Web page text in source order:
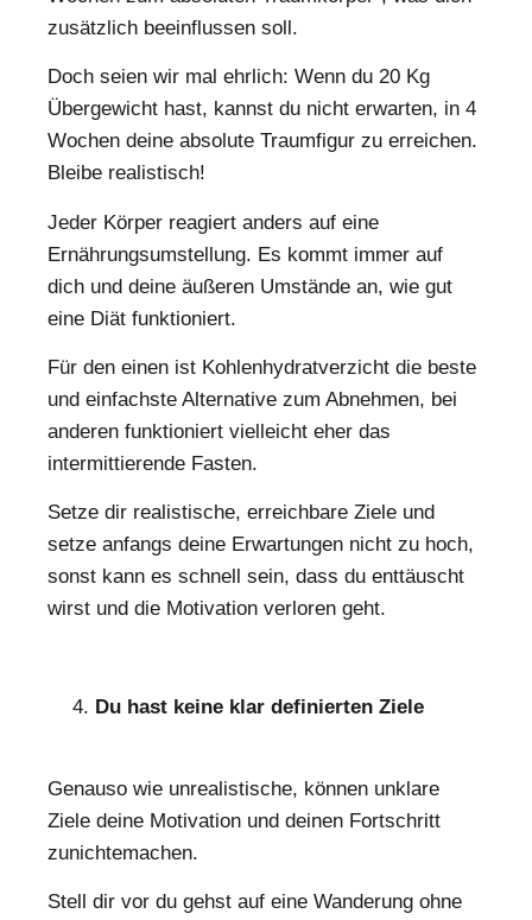
zusätzlich beeinflussen soll.
Doch seien wir mal ehrlich: Wenn du 20 Kg
Übergewicht hast, kannst du nicht erwarten, in 4
Wochen deine absolute Traumfigur zu erreichen.
Bleibe realistisch!
Jeder Körper reagiert anders auf eine
Ernährungsumstellung. Es kommt immer auf
dich und deine äußeren Umstände an, wie gut
eine Diät funktioniert.
Für den einen ist Kohlenhydratverzicht die beste
und einfachste Alternative zum Abnehmen, bei
anderen funktioniert vielleicht eher das
intermittierende Fasten.
Setze dir realistische, erreichbare Ziele und
setze anfangs deine Erwartungen nicht zu hoch,
sonst kann es schnell sein, dass du enttäuscht
wirst und die Motivation verloren geht.
Du hast keine klar definierten Ziele
Genauso wie unrealistische, können unklare
Ziele deine Motivation und deinen Fortschritt
zunichtemachen.
Stell dir vor du gehst auf eine Wanderung ohne